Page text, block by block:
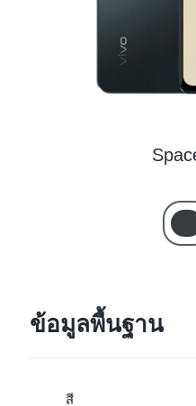
ข้อมูลพื้นฐาน
สี